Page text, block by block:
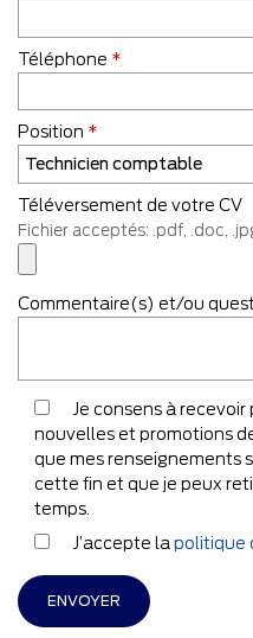
Téléphone *
Position *
Téléversement de votre CV
Fichier acceptés: .pdf, .doc,
Commentaire(s) et/ou
Je consens à
nouvelles et promotions
que mes renseignements
cette fin et que je peux
temps.
J’accepte la politique